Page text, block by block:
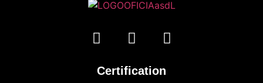
Certification